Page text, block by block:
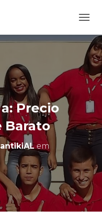
L
T
E
R
N
A
N
A
E
G
O
Precio
Barato
em